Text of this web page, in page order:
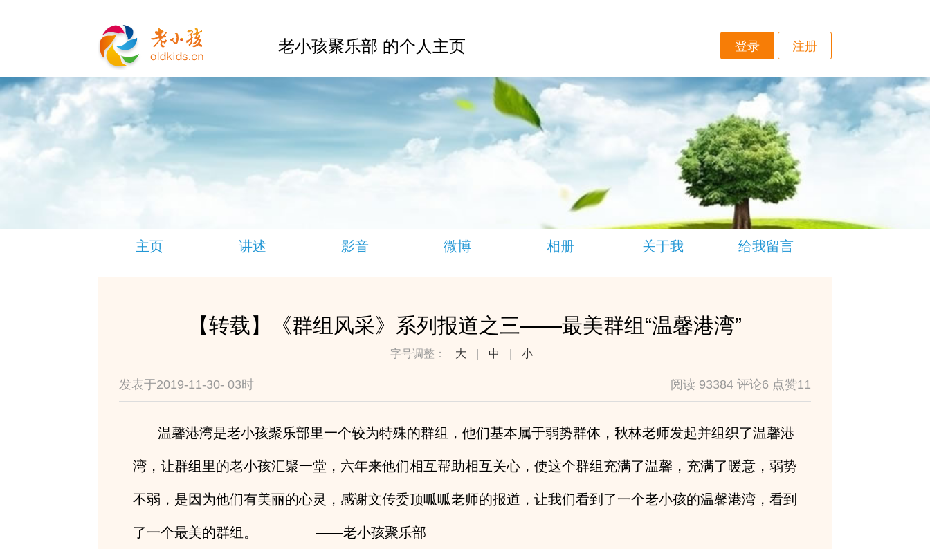
老小孩聚乐部 的个人主页 登录 注册
主页 讲述 影音 微博 相册 关于我 给我留言
【转载】《群组风采》系列报道之三——最美群组“温馨港湾”
字号调整： 大 中 小
发表于2019-11-30- 03时 阅读 93384 评论6 点赞11
温馨港湾是老小孩聚乐部里一个较为特殊的群组，他们基本属于弱势群体，秋林老师发起并组织了温馨港
湾，让群组里的老小孩汇聚一堂，六年来他们相互帮助相互关心，使这个群组充满了温馨，充满了暖意，弱势
不弱，是因为他们有美丽的心灵，感谢文传委顶呱呱老师的报道，让我们看到了一个老小孩的温馨港湾，看到
了一个最美的群组。 ——老小孩聚乐部